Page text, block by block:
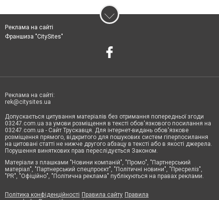
Реклама на сайті
Франшиза "CitySites"
Реклама на сайті:
rek@citysites.ua
Допускається цитування матеріалів без отримання попередньої згоди
03247.com.ua за умови розміщення в тексті обов'язкового посилання на
03247.com.ua - Сайт Трускавця. Для інтернет-видань обов'язкове
розміщення прямого, відкритого для пошукових систем гіперпосилання
на цитовані статті не нижче другого абзацу в тексті або в якості джерела.
Порушення виняткових прав переслідується Законом.
Матеріали з плашками "Новини компаній", "Промо", "Партнерський
матеріал", "Партнерський спецпроєкт", "Політичні новини", "Пресреліз",
"PR", "Офіційно", "Політична реклама" публікуються на правах реклами.
Політика конфіденційності Правила сайту Правила